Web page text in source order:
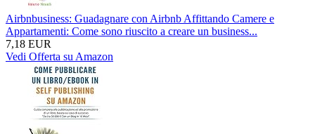
Airbnbusiness: Guadagnare con Airbnb Affittando Camere e
Appartamenti: Come sono riuscito a creare un business...
7,18 EUR
Vedi Offerta su Amazon